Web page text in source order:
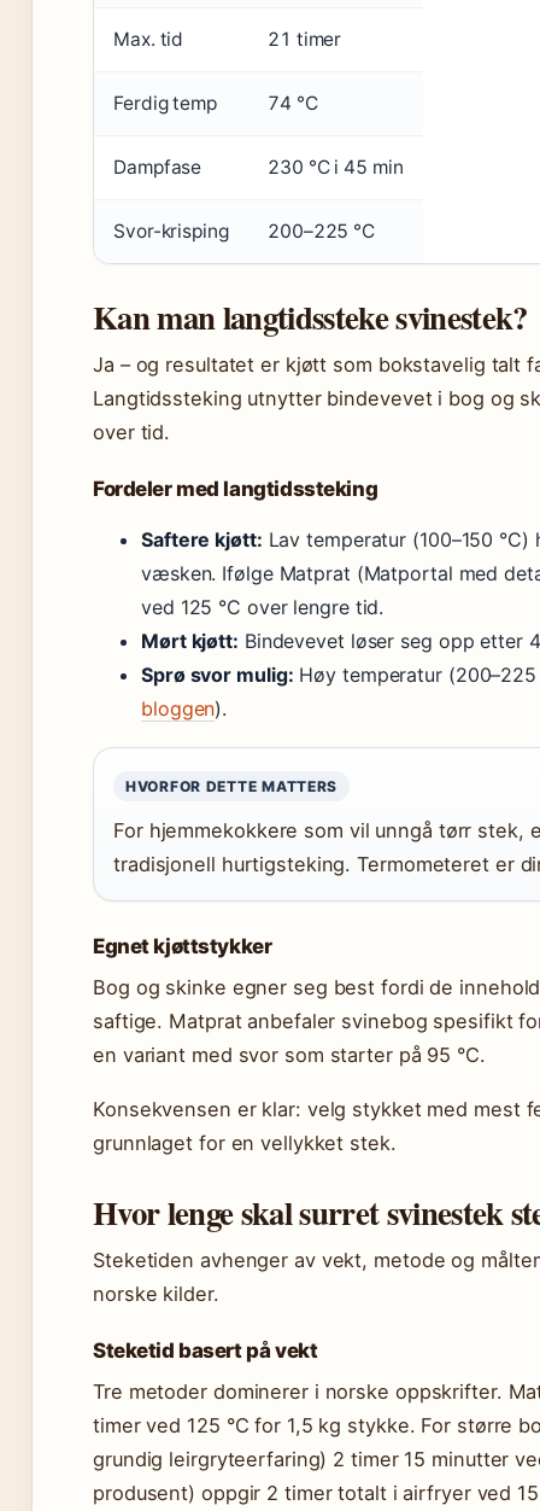
Max. tid 21 timer
Ferdig temp 74 °C
Dampfase 230 °C i 45 min
Svor-krisping 200–225 °C
Kan man langtidssteke svinestek?
Ja – og resultatet er kjøtt som bokstavelig talt
Langtidssteking utnytter bindevevet i bog og
over tid.
Fordeler med langtidssteking
Saftere kjøtt: Lav temperatur (100–150
væsken. Ifølge Matprat (Matportal med
ved 125 °C over lengre tid.
Mørt kjøtt: Bindevevet løser seg opp etter
Sprø svor mulig: Høy temperatur
bloggen).
HVORFOR DETTE MATTERS
For hjemmekokkere som vil unngå tørr stek,
tradisjonell hurtigsteking. Termometeret er
Egnet kjøttstykker
Bog og skinke egner seg best fordi de
saftige. Matprat anbefaler svinebog spesifikt
en variant med svor som starter på 95 °C.
Konsekvensen er klar: velg stykket med mest
grunnlaget for en vellykket stek.
Hvor lenge skal surret svinestek
Steketiden avhenger av vekt, metode og
norske kilder.
Steketid basert på vekt
Tre metoder dominerer i norske oppskrifter.
timer ved 125 °C for 1,5 kg stykke. For større
grundig leirgryteerfaring) 2 timer 15 minutter
produsent) oppgir 2 timer totalt i airfryer ved